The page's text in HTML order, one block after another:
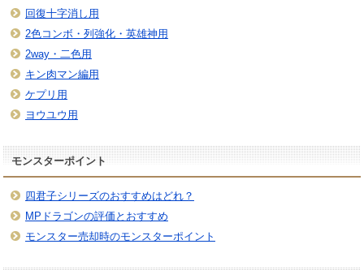
回復十字消し用
2色コンボ・列強化・英雄神用
2way・二色用
キン肉マン編用
ケプリ用
ヨウユウ用
モンスターポイント
四君子シリーズのおすすめはどれ？
MPドラゴンの評価とおすすめ
モンスター売却時のモンスターポイント